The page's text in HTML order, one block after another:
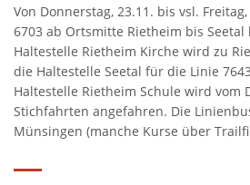
Von Donnerstag, 23.11. bis vsl.
6703 ab Ortsmitte Rietheim bis
Haltestelle Rietheim Kirche wird zu
die Haltestelle Seetal für die Linie
Haltestelle Rietheim Schule wird vom
Stichfahrten angefahren. Die
Münsingen (manche Kurse über